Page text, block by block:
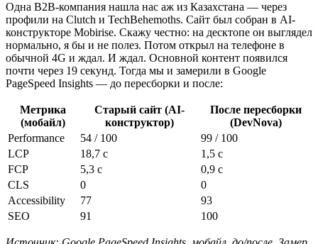
Одна B2B-компания нашла нас аж из Казахстана — через
профили на Clutch и TechBehemoths. Сайт был собран в AI-
конструкторе Mobirise. Скажу честно: на десктопе он выглядел
нормально, я бы и не полез. Потом открыл на телефоне в
обычной 4G и ждал. И ждал. Основной контент появился
почти через 19 секунд. Тогда мы и замерили в Google
PageSpeed Insights — до пересборки и после:
Метрика
(мобайл)
Старый сайт (AI-
конструктор)
После пересборки
(DevNova)
Performance
54 / 100
99 / 100
LCP
18,7 с
1,5 с
FCP
5,3 с
0,9 с
CLS
0
0
Accessibility
77
93
SEO
91 100